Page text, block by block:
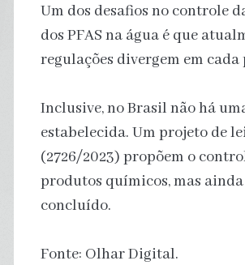
Um dos desafios no controle
dos PFAS na água é que
regulações divergem em cada
Inclusive, no Brasil não há
estabelecida. Um projeto de
(2726/2023) propõem o
produtos químicos, mas
concluído.
Fonte: Olhar Digital.